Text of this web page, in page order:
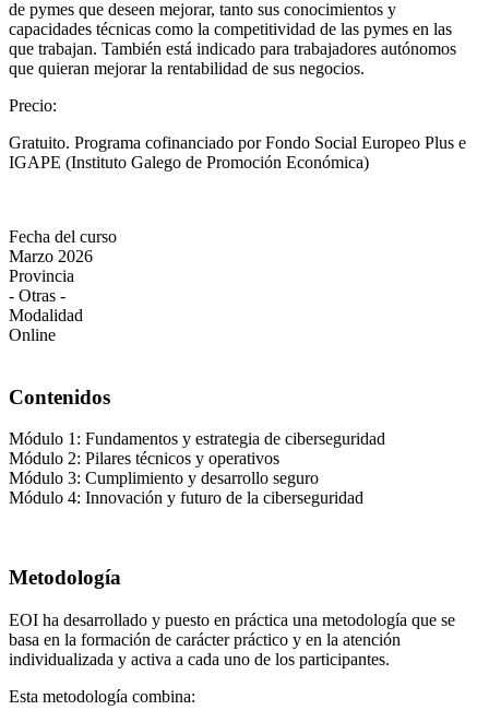
de pymes que deseen mejorar, tanto sus conocimientos y
capacidades técnicas como la competitividad de las pymes en las
que trabajan. También está indicado para trabajadores autónomos
que quieran mejorar la rentabilidad de sus negocios.
Precio:
Gratuito. Programa cofinanciado por Fondo Social Europeo Plus e
IGAPE (Instituto Galego de Promoción Económica)
Fecha del curso
Marzo 2026
Provincia
- Otras -
Modalidad
Online
Contenidos
Módulo 1: Fundamentos y estrategia de ciberseguridad
Módulo 2: Pilares técnicos y operativos
Módulo 3: Cumplimiento y desarrollo seguro
Módulo 4: Innovación y futuro de la ciberseguridad
Metodología
EOI ha desarrollado y puesto en práctica una metodología que se
basa en la formación de carácter práctico y en la atención
individualizada y activa a cada uno de los participantes.
Esta metodología combina: